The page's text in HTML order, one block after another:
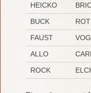
HEICKO
BUCK
FAUST
ALLO
ROCK